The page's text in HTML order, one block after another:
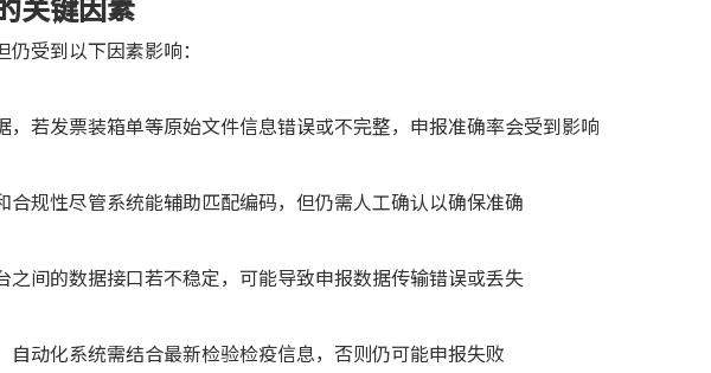
受到以下因素影响：
，若发票装箱单等原始文件信息错误或不完整，申报准确率会受到影响
规性尽管系统能辅助匹配编码，但仍需人工确认以确保准确
间的数据接口若不稳定，可能导致申报数据传输错误或丢失
动化系统需结合最新检验检疫信息，否则仍可能申报失败